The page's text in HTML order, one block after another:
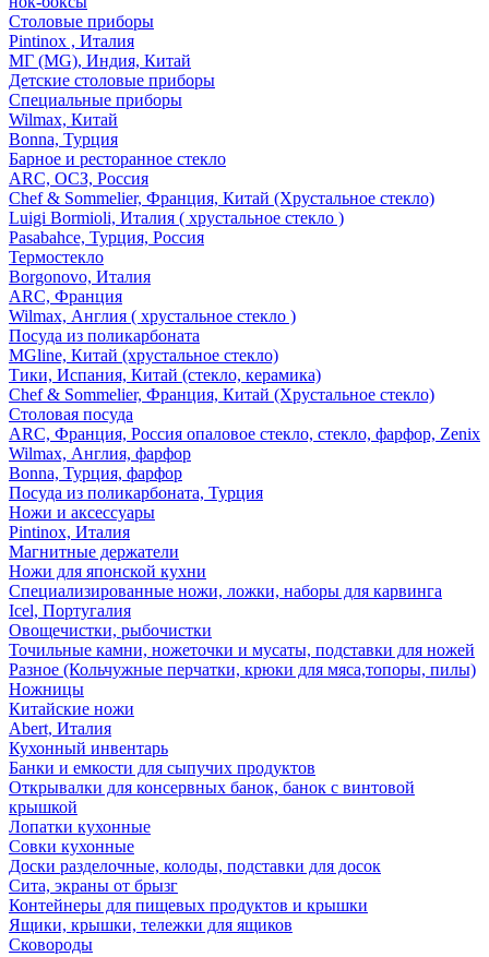
Столовые приборы
Pintinox , Италия
МГ (MG), Индия, Китай
Детские столовые приборы
Специальные приборы
Wilmax, Китай
Bonna, Турция
Барное и ресторанное стекло
ARC, ОСЗ, Россия
Chef & Sommelier, Франция, Китай (Хрустальное стекло)
Luigi Bormioli, Италия ( хрустальное стекло )
Pasabahce, Турция, Россия
Термостекло
Borgonovo, Италия
ARC, Франция
Wilmax, Англия ( хрустальное стекло )
Посуда из поликарбоната
MGline, Китай (хрустальное стекло)
Тики, Испания, Китай (стекло, керамика)
Chef & Sommelier, Франция, Китай (Хрустальное стекло)
Столовая посуда
ARC, Франция, Россия опаловое стекло, стекло, фарфор, Zenix
Wilmax, Англия, фарфор
Bonna, Турция, фарфор
Посуда из поликарбоната, Турция
Ножи и аксессуары
Pintinox, Италия
Магнитные держатели
Ножи для японской кухни
Специализированные ножи, ложки, наборы для карвинга
Icel, Португалия
Овощечистки, рыбочистки
Точильные камни, ножеточки и мусаты, подставки для ножей
Разное (Кольчужные перчатки, крюки для мяса,топоры, пилы)
Ножницы
Китайские ножи
Abert, Италия
Кухонный инвентарь
Банки и емкости для сыпучих продуктов
Открывалки для консервных банок, банок с винтовой
крышкой
Лопатки кухонные
Совки кухонные
Доски разделочные, колоды, подставки для досок
Сита, экраны от брызг
Контейнеры для пищевых продуктов и крышки
Ящики, крышки, тележки для ящиков
Сковороды